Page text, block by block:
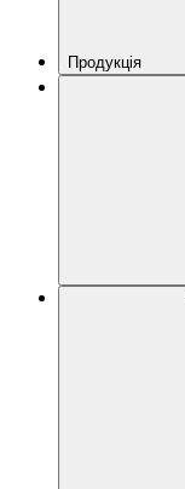
Продукція